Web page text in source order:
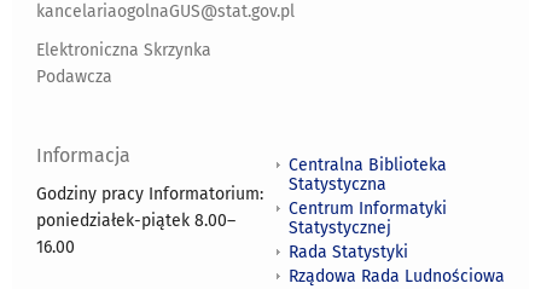
kancelariaogolnaGUS@stat.gov.pl
Elektroniczna Skrzynka
Podawcza
Informacja
Godziny pracy Informatorium:
poniedziałek-piątek 8.00–
16.00
Centralna Biblioteka
Statystyczna
Centrum Informatyki
Statystycznej
Rada Statystyki
Rządowa Rada Ludnościowa